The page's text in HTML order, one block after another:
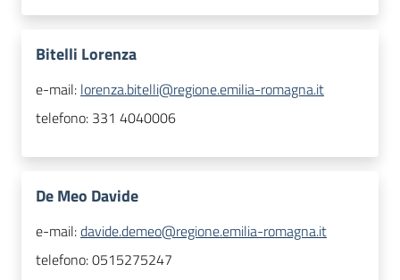
Bitelli Lorenza
e-mail: lorenza.bitelli@regione.emilia-romagna.it
telefono: 331 4040006
De Meo Davide
e-mail:davide.demeo@regione.emilia-romagna.it
telefono:0515275247